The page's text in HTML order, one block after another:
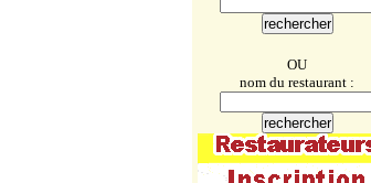
OU
nom du restaurant :